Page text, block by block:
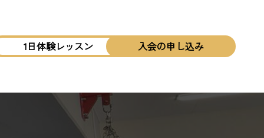
1日体験レッスン 入会の申し込み